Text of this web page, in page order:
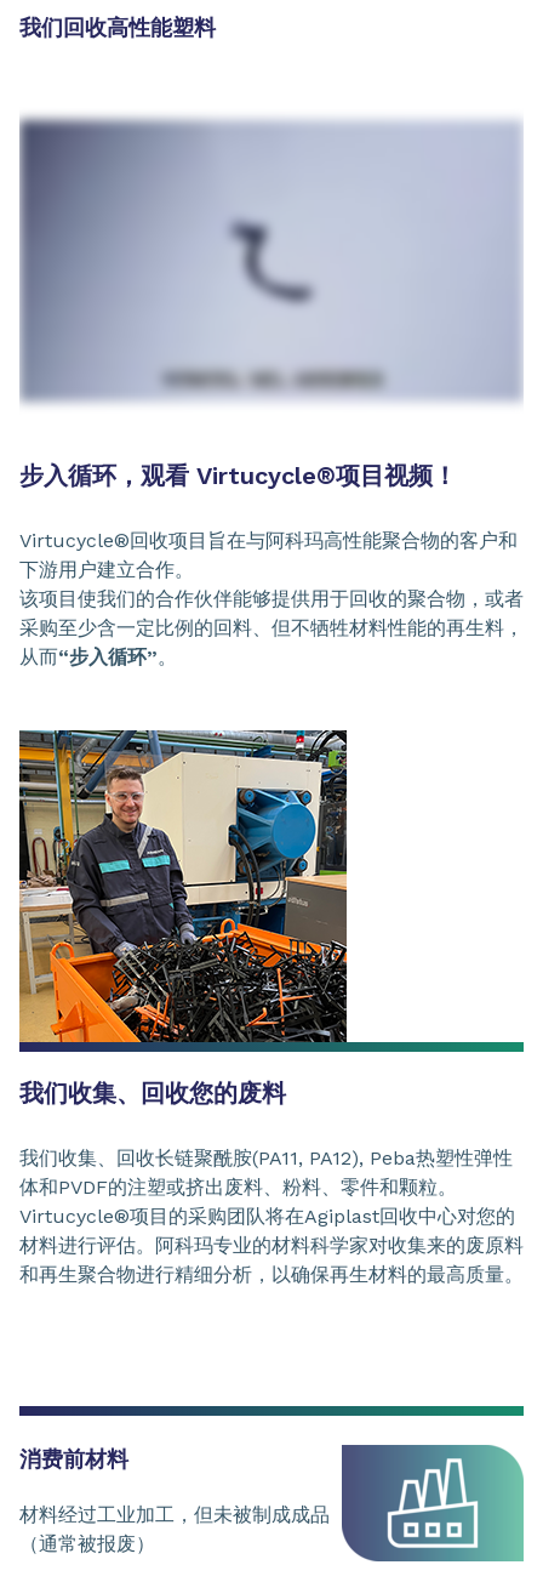
我们回收高性能塑料
步入循环，观看 Virtucycle®项目视频！
Virtucycle®回收项目旨在与阿科玛高性能聚合物的客户和
下游用户建立合作。
该项目使我们的合作伙伴能够提供用于回收的聚合物，或者
采购至少含一定比例的回料、但不牺牲材料性能的再生料，
从而“步入循环”。
我们收集、回收您的废料
我们收集、回收长链聚酰胺(PA11, PA12), Peba热塑性弹性
体和PVDF的注塑或挤出废料、粉料、零件和颗粒。
Virtucycle®项目的采购团队将在Agiplast回收中心对您的
材料进行评估。阿科玛专业的材料科学家对收集来的废原料
和再生聚合物进行精细分析，以确保再生材料的最高质量。
消费前材料
材料经过工业加工，但未被制成成品
（通常被报废）